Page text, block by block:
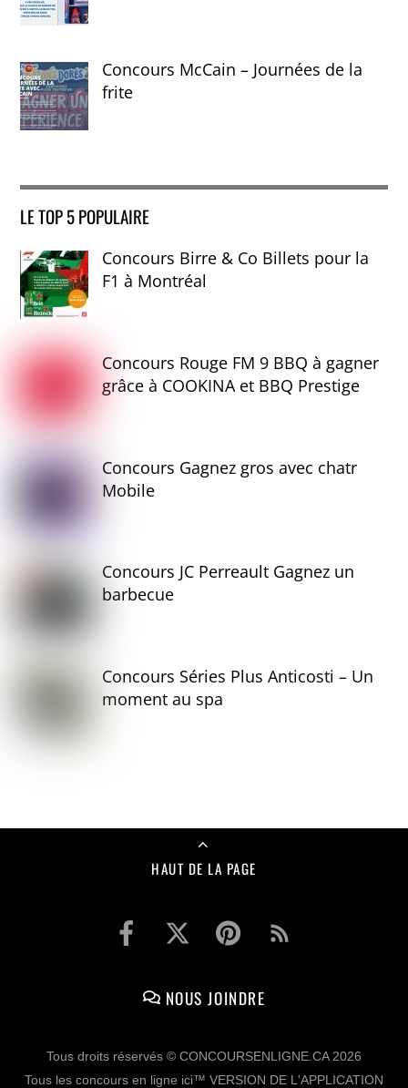
Concours McCain – Journées de la
frite
LE TOP 5 POPULAIRE
Concours Birre & Co Billets pour la
F1 à Montréal
Concours Rouge FM 9 BBQ à gagner
grâce à COOKINA et BBQ Prestige
Concours Gagnez gros avec chatr
Mobile
Concours JC Perreault Gagnez un
barbecue
Concours Séries Plus Anticosti – Un
moment au spa
HAUT DE LA PAGE
NOUS JOINDRE
Tous droits réservés © CONCOURSENLIGNE.CA 2026
Tous les concours en ligne ici™ VERSION DE L'APPLICATION